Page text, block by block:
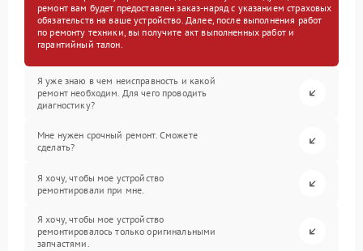
ремонт вам будет предоставлен заказ-наряд с указанием страховых
обязательств на ваше устройство. Далее, после выполнения работ
по ремонту техники, вы получите акт выполненных работ и
гарантийный талон.
Я уже знаю в чем неисправность и какой
ремонт необходим. Для чего проводить
диагностику?
Мне нужен срочный ремонт. Сможете
сделать?
Я хочу, чтобы мое устройство
ремонтировали при мне.
Я хочу, чтобы мое устройство
ремонтировалось только оригинальными
запчастями.